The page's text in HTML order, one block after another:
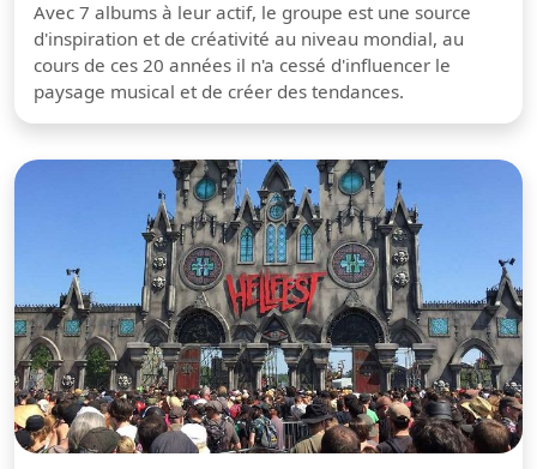
Avec 7 albums à leur actif, le groupe est une source
d'inspiration et de créativité au niveau mondial, au
cours de ces 20 années il n'a cessé d'influencer le
paysage musical et de créer des tendances.